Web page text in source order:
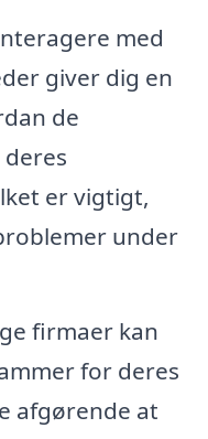
med
giver dig en
de
er vigtigt,
under
firmaer kan
for deres
afgørende at